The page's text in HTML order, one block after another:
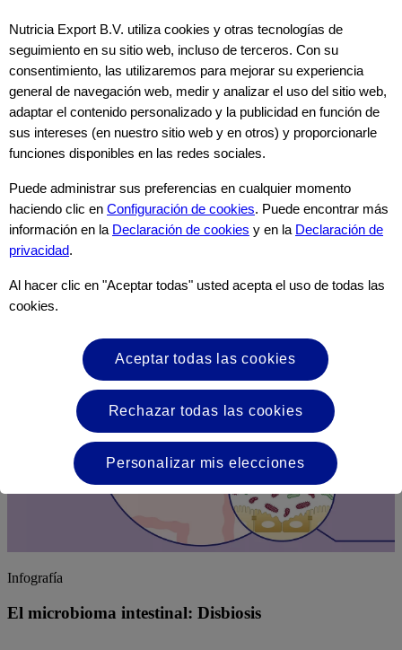
Infografía
El microbioma intestinal: ¿Por qué es importante?
Esta infografía explica la importancia de una microbiota intestinal
saludable, incluyendo el impacto de los microbios intestinales en la
salud metabólica, inmunológica y mental.
Infografía
El microbioma intestinal: Disbiosis
Nutricia Export B.V. utiliza cookies y otras tecnologías de
seguimiento en su sitio web, incluso de terceros. Con su
consentimiento, las utilizaremos para mejorar su experiencia
general de navegación web, medir y analizar el uso del sitio web,
adaptar el contenido personalizado y la publicidad en función de
sus intereses (en nuestro sitio web y en otros) y proporcionarle
funciones disponibles en las redes sociales.
Puede administrar sus preferencias en cualquier momento
haciendo clic en Configuración de cookies. Puede encontrar más
información en la Declaración de cookies y en la Declaración de
privacidad.
Al hacer clic en "Aceptar todas" usted acepta el uso de todas las
cookies.
Aceptar todas las cookies
Rechazar todas las cookies
Personalizar mis elecciones